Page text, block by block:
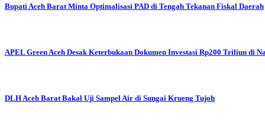
Bupati Aceh Barat Minta Optimalisasi PAD di Tengah Tekanan Fiskal Daerah
APEL Green Aceh Desak Keterbukaan Dokumen Investasi Rp200 Triliun di
DLH Aceh Barat Bakal Uji Sampel Air di Sungai Krueng Tujoh